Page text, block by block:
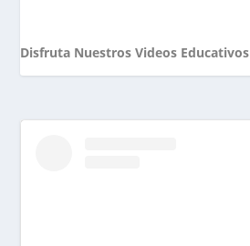
Disfruta Nuestros Videos Educativos